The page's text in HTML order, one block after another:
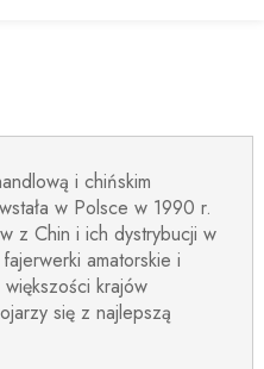
i chińskim
w Polsce w 1990 r.
z Chin i ich dystrybucji w
amatorskie i
krajów
się z najlepszą